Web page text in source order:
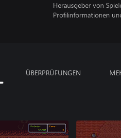
Herausgeber von
Profilinformationen
ÜBERPRÜFUNGEN